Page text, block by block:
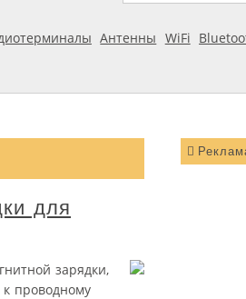
Антенны WiFi
для
зарядки,
проводному